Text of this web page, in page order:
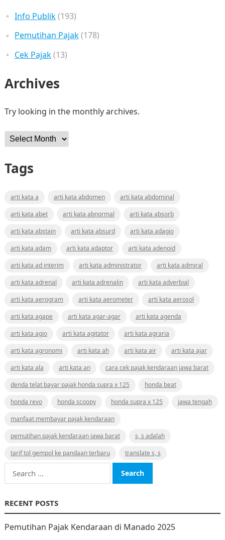
Info Publik(193)
Pemutihan Pajak(178)
Cek Pajak(13)
Archives
Try looking in the monthly archives.
Archives
Tags
arti kata a arti kata abdomen
arti kata abdominal
arti kata abet
arti kata abnormal
arti kata absorb
arti kata abstain
arti kata absurd
arti kata adagio
arti kata adam
arti kata adaptor
arti kata adenoid
arti kata ad interim
arti kata administrator
arti kata admiral
arti kata adrenal
arti kata adrenalin
arti kata adverbial
arti kata aerogram
arti kata aerometer
arti kata aerosol
arti kata agape
arti kata agar-agar
arti kata agenda
arti kata agio
arti kata agitator
arti kata agraria
arti kata agronomi
arti kata ah arti kata air
arti kata ajar
arti kata ala
arti kata an
cara cek pajak kendaraan jawa barat
denda telat bayar pajak honda supra x 125
honda beat
honda revo
honda scoopy honda supra x 125
jawa tengah
manfaat membayar pajak kendaraan
pemutihan pajak kendaraan jawa barat
s, s adalah
tarif tol gempol ke pandaan terbaru
translate s, s
Search
for:
RECENT POSTS
Pemutihan Pajak Kendaraan di Manado 2025